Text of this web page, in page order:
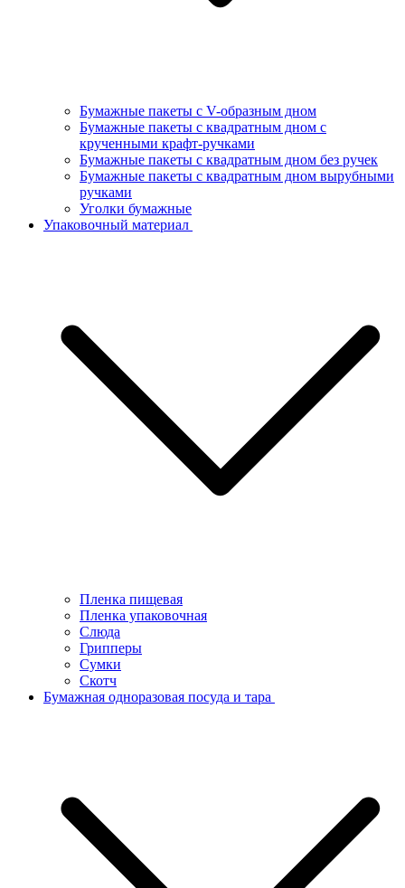
Бумажные пакеты с V-образным дном
Бумажные пакеты с квадратным дном с
крученными крафт-ручками
Бумажные пакеты с квадратным дном без ручек
Бумажные пакеты с квадратным дном вырубными
ручками
Уголки бумажные
Упаковочный материал
Пленка пищевая
Пленка упаковочная
Слюда
Грипперы
Сумки
Скотч
Бумажная одноразовая посуда и тара